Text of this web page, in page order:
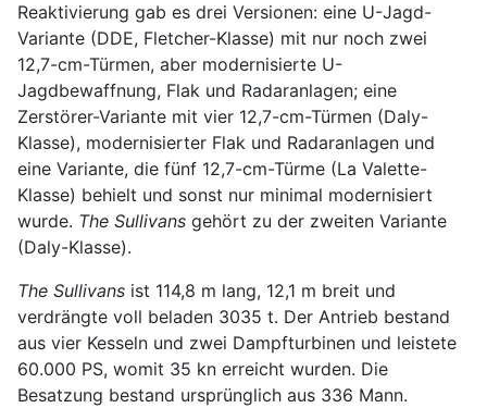
Reaktivierung gab es drei Versionen: eine U-Jagd-
Variante (DDE, Fletcher-Klasse) mit nur noch zwei
12,7-cm-Türmen, aber modernisierte U-
Jagdbewaffnung, Flak und Radaranlagen; eine
Zerstörer-Variante mit vier 12,7-cm-Türmen (Daly-
Klasse), modernisierter Flak und Radaranlagen und
eine Variante, die fünf 12,7-cm-Türme (La Valette-
Klasse) behielt und sonst nur minimal modernisiert
wurde. The Sullivans gehört zu der zweiten Variante
(Daly-Klasse).
The Sullivans ist 114,8 m lang, 12,1 m breit und
verdrängte voll beladen 3035 t. Der Antrieb bestand
aus vier Kesseln und zwei Dampfturbinen und leistete
60.000 PS, womit 35 kn erreicht wurden. Die
Besatzung bestand ursprünglich aus 336 Mann.